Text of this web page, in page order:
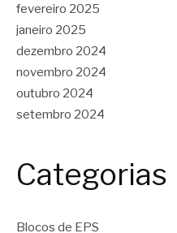
fevereiro 2025
janeiro 2025
dezembro 2024
novembro 2024
outubro 2024
setembro 2024
Categorias
Blocos de EPS